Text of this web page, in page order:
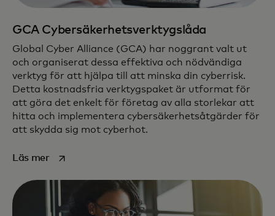
GCA Cybersäkerhetsverktygslåda
Global Cyber Alliance (GCA) har noggrant valt ut
och organiserat dessa effektiva och nödvändiga
verktyg för att hjälpa till att minska din cyberrisk.
Detta kostnadsfria verktygspaket är utformat för
att göra det enkelt för företag av alla storlekar att
hitta och implementera cybersäkerhetsåtgärder för
att skydda sig mot cyberhot.
Läs meropens in a new tab